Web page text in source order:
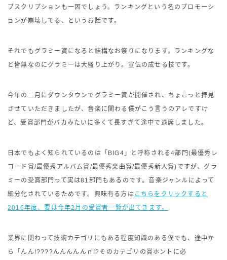
ブスクリプションも一因でしょう。ランキングという名のプロモーシ
ョンが崩壊してる、というお話です。
それでもグラミー賞になると結構なお祭りになります。ランキングな
ど皆無なのにグラミーは大盛り上がり。宣伝の成せる技です。
今年の二月にダウンタウンでグラミー賞が開催され、ちょこっと拝見
させていただきましたが、音楽に関わる僕がこう言うのアレですけ
ど、受賞部門がバカみたいに多くて長すぎて途中で退席しました。
日本でもよく知られているのは「BIG4」と呼称される4部門(最優秀レ
コード賞/最優秀アルバム賞/最優秀楽曲賞/最優秀新人賞)ですが、グラ
ミーの受賞部門って実は81部門もあるのです。音楽ジャンルによって
細分化されているためです。興味有る方は こちらをクリックすると
2016年度、要は今年2月の受賞者一覧が出てきます。
業界に関わって技術カテゴリにもある程度知識のある僕でも、途中か
ら「んん!????んんんんんｎ!?そのカテゴリの賞ホントに必